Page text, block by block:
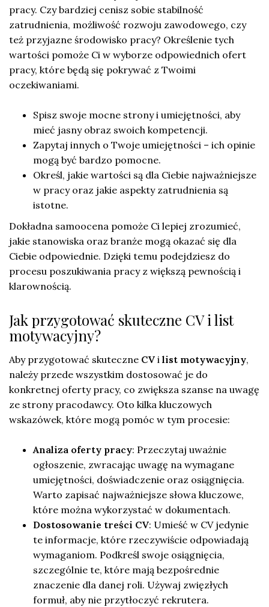
pracy. Czy bardziej cenisz sobie stabilność
zatrudnienia, możliwość rozwoju zawodowego, czy
też przyjazne środowisko pracy? Określenie tych
wartości pomoże Ci w wyborze odpowiednich ofert
pracy, które będą się pokrywać z Twoimi
oczekiwaniami.
Spisz swoje mocne strony i umiejętności, aby
mieć jasny obraz swoich kompetencji.
Zapytaj innych o Twoje umiejętności – ich opinie
mogą być bardzo pomocne.
Określ, jakie wartości są dla Ciebie najważniejsze
w pracy oraz jakie aspekty zatrudnienia są
istotne.
Dokładna samoocena pomoże Ci lepiej zrozumieć,
jakie stanowiska oraz branże mogą okazać się dla
Ciebie odpowiednie. Dzięki temu podejdziesz do
procesu poszukiwania pracy z większą pewnością i
klarownością.
Jak przygotować skuteczne CV i list
motywacyjny?
Aby przygotować skuteczne CV i list motywacyjny,
należy przede wszystkim dostosować je do
konkretnej oferty pracy, co zwiększa szanse na uwagę
ze strony pracodawcy. Oto kilka kluczowych
wskazówek, które mogą pomóc w tym procesie:
Analiza oferty pracy: Przeczytaj uważnie
ogłoszenie, zwracając uwagę na wymagane
umiejętności, doświadczenie oraz osiągnięcia.
Warto zapisać najważniejsze słowa kluczowe,
które można wykorzystać w dokumentach.
Dostosowanie treści CV: Umieść w CV jedynie
te informacje, które rzeczywiście odpowiadają
wymaganiom. Podkreśl swoje osiągnięcia,
szczególnie te, które mają bezpośrednie
znaczenie dla danej roli. Używaj zwięzłych
formuł, aby nie przytłoczyć rekrutera.